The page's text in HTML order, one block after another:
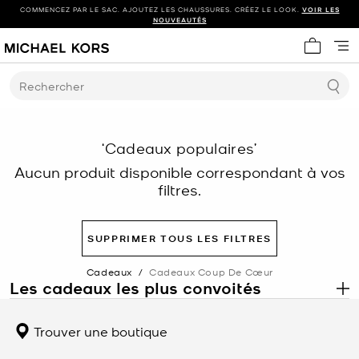
COMMENCEZ PAR LE SAC. AJOUTEZ LES CHAUSSURES. CRÉEZ LE LOOK. VOIR LES
NOUVEAUTÉS
Mon
Rechercher
‘Cadeaux populaires’
Aucun produit disponible correspondant à vos
filtres.
SUPPRIMER TOUS LES FILTRES
Cadeaux / Cadeaux Coup De Cœur
Les cadeaux les plus convoités .
collection soigneusement sélectionnée de sacs à main,
d’accessoires, de montres et de bijoux parmi nos articles les plus
Trouver une boutique